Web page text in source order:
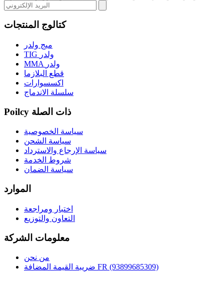
كتالوج المنتجات
ميج ولدر
TIG ولدر
MMA ولدر
قطع البلازما
اكسسوارات
سلسلة الاندماج
Poilcy ذات الصلة
سياسة الخصوصية
سياسة الشحن
سياسة الإرجاع والاسترداد
شروط الخدمة
سياسة الضمان
الموارد
اختبار ومراجعة
التعاون والتوزيع
معلومات الشركة
من نحن
ضريبة القيمة المضافة FR (93899685309)